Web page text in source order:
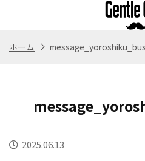
ホーム
2025.06.13